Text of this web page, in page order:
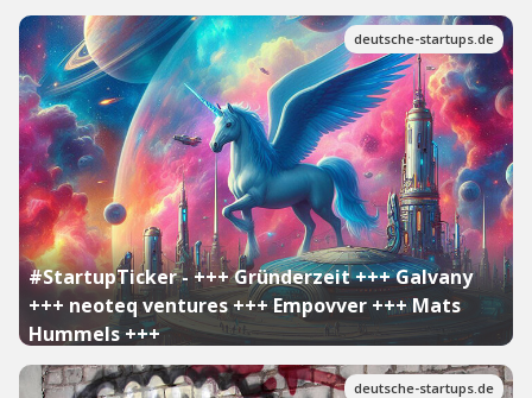
deutsche-startups.de
#StartupTicker - +++ Gründerzeit +++ Galvany
+++ neoteq ventures +++ Empovver +++ Mats
Hummels +++
deutsche-startups.de